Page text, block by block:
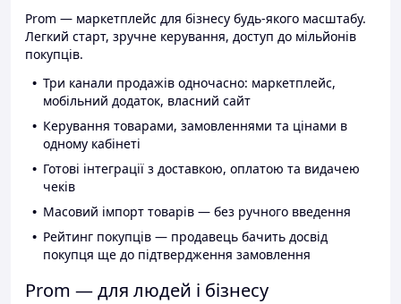
Prom — маркетплейс для бізнесу будь-якого масштабу.
Легкий старт, зручне керування, доступ до мільйонів
покупців.
Три канали продажів одночасно: маркетплейс,
мобільний додаток, власний сайт
Керування товарами, замовленнями та цінами в
одному кабінеті
Готові інтеграції з доставкою, оплатою та видачею
чеків
Масовий імпорт товарів — без ручного введення
Рейтинг покупців — продавець бачить досвід
покупця ще до підтвердження замовлення
Prom — для людей і бізнесу